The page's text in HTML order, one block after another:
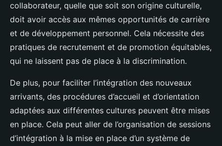
collaborateur, quelle que soit son origine culturelle,
doit avoir accès aux mêmes opportunités de carrière
et de développement personnel. Cela nécessite des
pratiques de recrutement et de promotion équitables,
qui ne laissent pas de place à la discrimination.
De plus, pour faciliter l’intégration des nouveaux
arrivants, des procédures d’accueil et d’orientation
adaptées aux différentes cultures peuvent être mises
en place. Cela peut aller de l’organisation de sessions
d’intégration à la mise en place d’un système de